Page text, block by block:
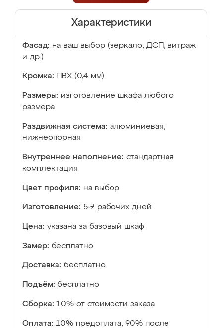
Характеристики
Фасад: на ваш выбор (зеркало, ДСП, витраж
и др.)
Кромка: ПВХ (0,4 мм)
Размеры: изготовление шкафа любого
размера
Раздвижная система: алюминиевая,
нижнеопорная
Внутреннее наполнение: стандартная
комплектация
Цвет профиля: на выбор
Изготовление: 5-7 рабочих дней
Цена: указана за базовый шкаф
Замер: бесплатно
Доставка: бесплатно
Подъём: бесплатно
Сборка: 10% от стоимости заказа
Оплата: 10% предоплата, 90% после